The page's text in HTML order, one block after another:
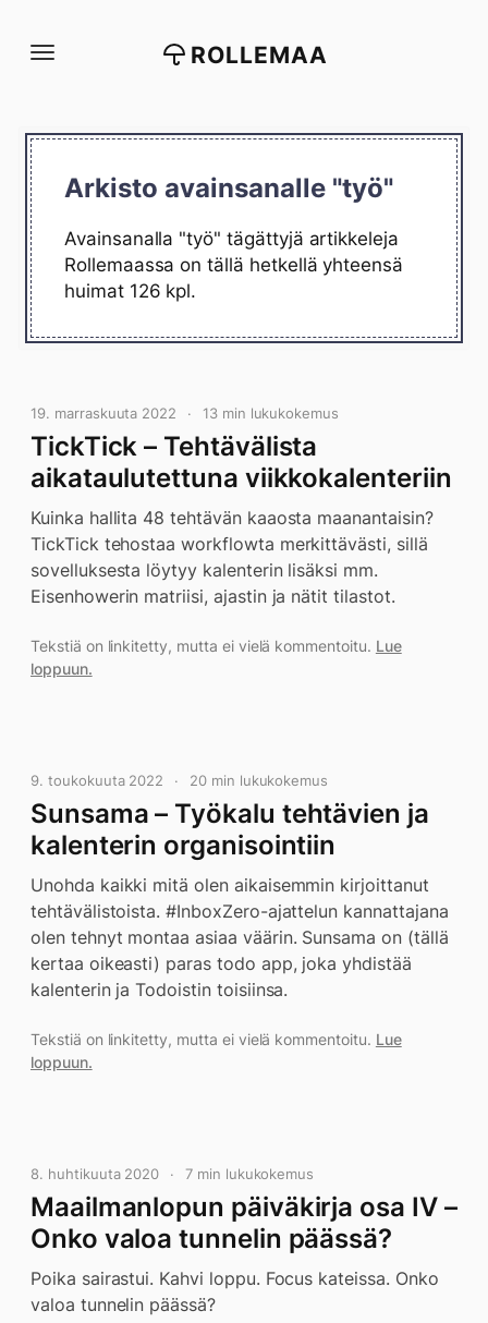
suoraan
ROLLEMAA
Arkisto avainsanalle "työ"
Avainsanalla "työ" tägättyjä artikkeleja
Rollemaassa on tällä hetkellä yhteensä
huimat 126 kpl.
19. marraskuuta 2022 13 min lukukokemus
TickTick – Tehtävälista
aikataulutettuna viikkokalenteriin
Kuinka hallita 48 tehtävän kaaosta maanantaisin?
TickTick tehostaa workflowta merkittävästi, sillä
sovelluksesta löytyy kalenterin lisäksi mm.
Eisenhowerin matriisi, ajastin ja nätit tilastot.
Tekstiä on linkitetty, mutta ei vielä kommentoitu. Lue
loppuun.
9. toukokuuta 2022 20 min lukukokemus
Sunsama – Työkalu tehtävien ja
kalenterin organisointiin
Unohda kaikki mitä olen aikaisemmin kirjoittanut
tehtävälistoista. #InboxZero-ajattelun kannattajana
olen tehnyt montaa asiaa väärin. Sunsama on (tällä
kertaa oikeasti) paras todo app, joka yhdistää
kalenterin ja Todoistin toisiinsa.
Tekstiä on linkitetty, mutta ei vielä kommentoitu. Lue
loppuun.
8. huhtikuuta 2020 7 min lukukokemus
Maailmanlopun päiväkirja osa IV –
Onko valoa tunnelin päässä?
Poika sairastui. Kahvi loppu. Focus kateissa. Onko
valoa tunnelin päässä?